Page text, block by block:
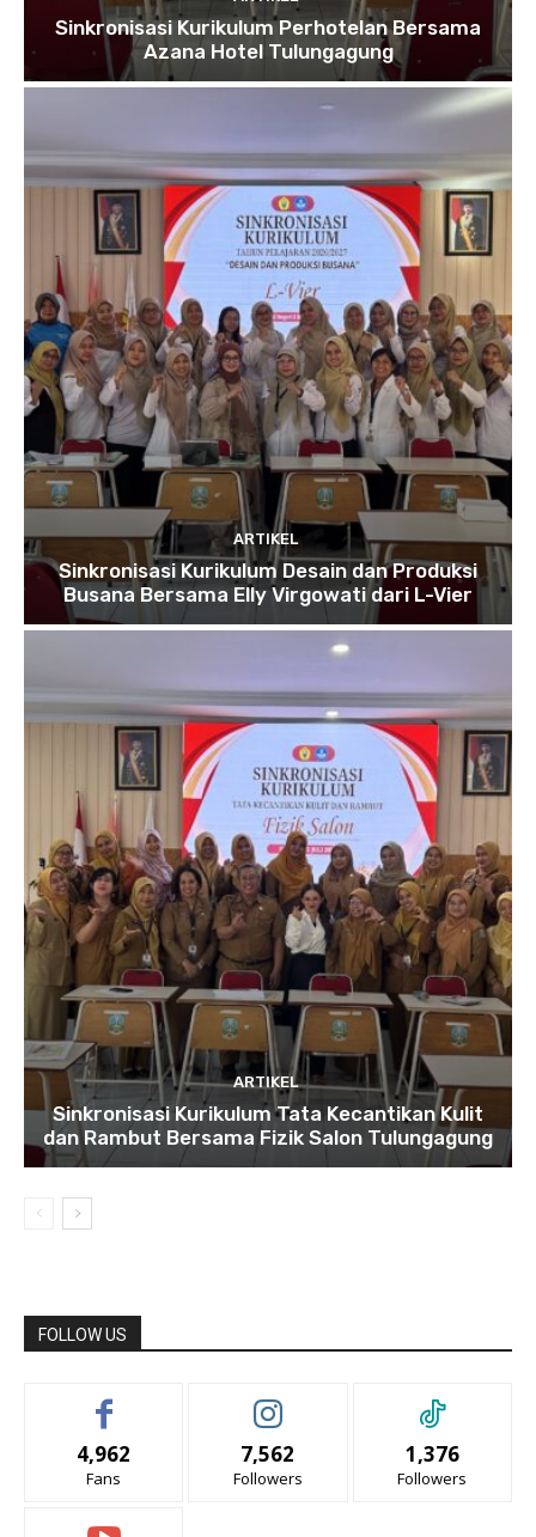
Sinkronisasi Kurikulum Perhotelan Bersama
Azana Hotel Tulungagung
ARTIKEL
Sinkronisasi Kurikulum Desain dan Produksi
Busana Bersama Elly Virgowati dari L-Vier
ARTIKEL
Sinkronisasi Kurikulum Tata Kecantikan Kulit
dan Rambut Bersama Fizik Salon Tulungagung
FOLLOW US
4,962
Fans
7,562
Followers
1,376
Followers